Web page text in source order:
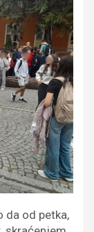
da od petka,